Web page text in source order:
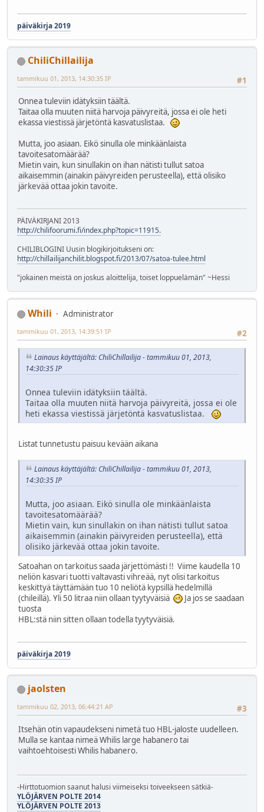
päiväkirja 2019
ChiliChillailija
#1
tammikuu 01, 2013, 14:30:35 IP
Onnea tuleviin idätyksiin täältä.
Taitaa olla muuten niitä harvoja päivyreitä, jossa ei ole heti
ekassa viestissä järjetöntä kasvatuslistaa.
Mutta, joo asiaan. Eikö sinulla ole minkäänlaista
tavoitesatomäärää?
Mietin vain, kun sinullakin on ihan nätisti tullut satoa
aikaisemmin (ainakin päivyreiden perusteella), että olisiko
järkevää ottaa jokin tavoite.
PÄIVÄKIRJANI 2013
http://chilifoorumi.fi/index.php?topic=11915.
CHILIBLOGINI Uusin blogikirjoitukseni on:
http://chillailijanchilit.blogspot.fi/2013/07/satoa-tulee.html
"jokainen meistä on joskus aloittelija, toiset loppuelämän" ~Hessi
Whili
Administrator
#2
tammikuu 01, 2013, 14:39:51 IP
Lainaus käyttäjältä: ChiliChillailija - tammikuu 01, 2013,
14:30:35 IP
Onnea tuleviin idätyksiin täältä.
Taitaa olla muuten niitä harvoja päivyreitä, jossa ei ole
heti ekassa viestissä järjetöntä kasvatuslistaa.
Listat tunnetustu paisuu kevään aikana
Lainaus käyttäjältä: ChiliChillailija - tammikuu 01, 2013,
14:30:35 IP
Mutta, joo asiaan. Eikö sinulla ole minkäänlaista
tavoitesatomäärää?
Mietin vain, kun sinullakin on ihan nätisti tullut satoa
aikaisemmin (ainakin päivyreiden perusteella), että
olisiko järkevää ottaa jokin tavoite.
Satoahan on tarkoitus saada järjettömästi !! Viime kaudella 10
neliön kasvari tuotti valtavasti vihreää, nyt olisi tarkoitus
keskittyä täyttämään tuo 10 neliötä kypsillä hedelmillä
(chileillä). Yli 50 litraa niin ollaan tyytyväisiä
Ja jos se saadaan
tuosta
HBL:stä niin sitten ollaan todella tyytyväisiä.
päiväkirja 2019
jaolsten
#3
tammikuu 02, 2013, 06:44:21 AP
Itsehän otin vapaudekseni nimetä tuo HBL-jaloste uudelleen.
Mulla se kantaa nimeä Whilis large habanero tai
vaihtoehtoisesti Whilis habanero.
-Hirttotuomion saanut halusi viimeiseksi toiveekseen sätkiä-
YLÖJÄRVEN POLTE 2014
YLÖJÄRVEN POLTE 2013